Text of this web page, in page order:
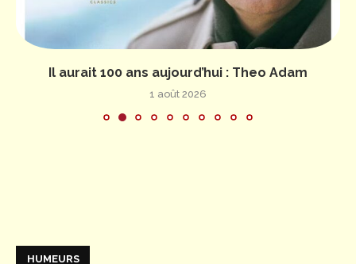
Il aurait 100 ans aujourd’hui : Theo Adam
1 août 2026
HUMEURS